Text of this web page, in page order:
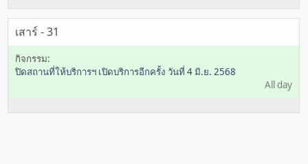
เสาร์ - 31
ปิดสถานที่ให้บริการฯ เปิดบริการอีกครั้ง วันที่ 4 มิ.ย. 2568
All day